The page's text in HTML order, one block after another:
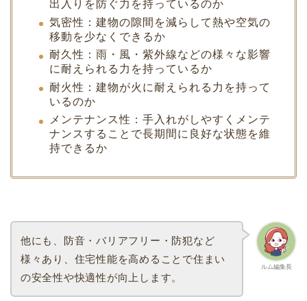
出入りを防ぐ力を持っているのか
気密性：建物の隙間を減らして熱や空気の
移動を少なくできるか
耐久性：雨・風・紫外線などの様々な影響
に耐えられる力を持っているか
耐火性：建物が火に耐えられる力を持って
いるのか
メンテナンス性：手入れがしやすくメンテ
ナンスすることで長期間に良好な状態を維
持できるか
ルム編集長
他にも、防音・バリアフリー・防犯など
様々あり、住宅性能を高めることで住まい
の安全性や快適性が向上します。